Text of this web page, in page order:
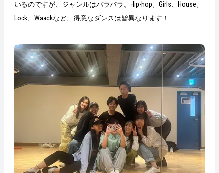
いるのですが、ジャンルはバラバラ。Hip-hop、Girls、House、
Lock、Waackなど、得意なダンスは皆異なります！